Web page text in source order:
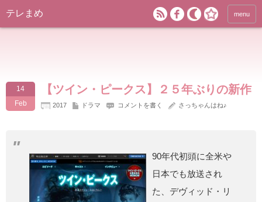
テレまめ menu
14
Feb
【ツイン・ピークス】２５年ぶりの新作
2017 ドラマ コメントを書く さっちゃんはね♪
90年代初頭に全米や
日本でも放送され
た、デヴィッド・リ